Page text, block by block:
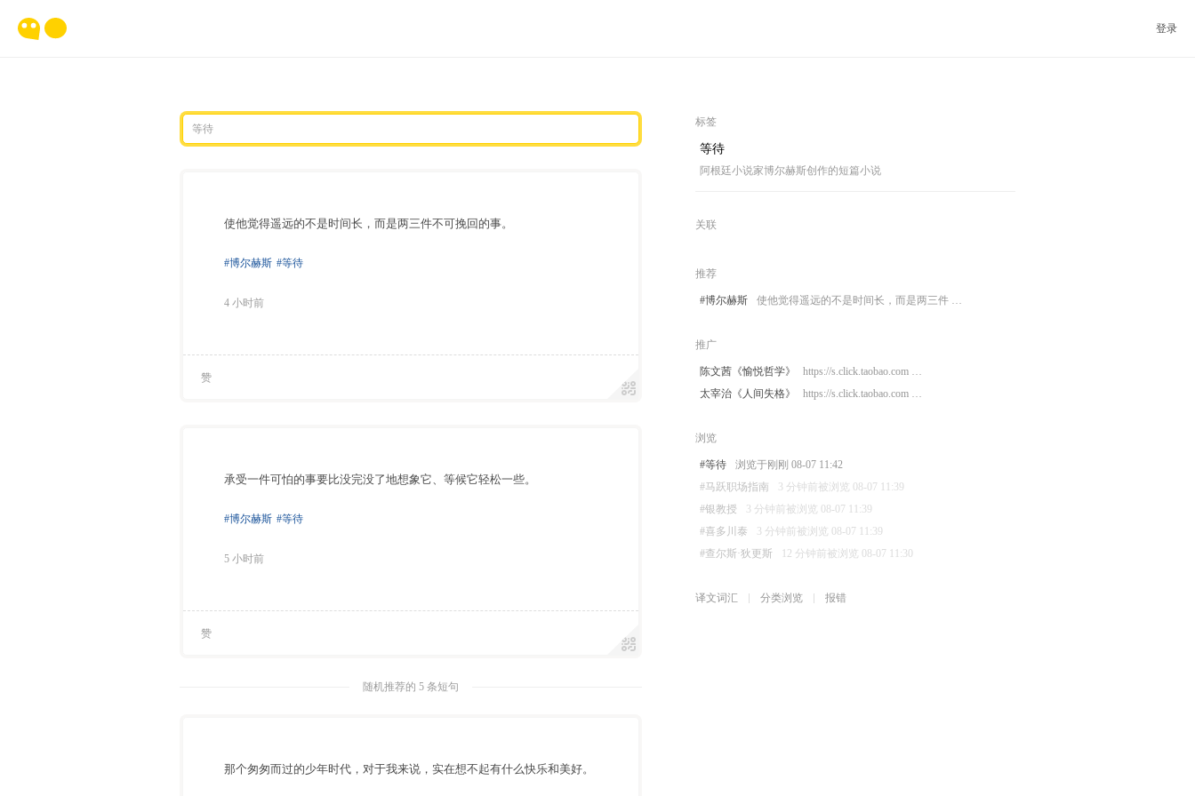
登录
使他觉得遥远的不是时间长，而是两三件不可挽回的事。
#博尔赫斯 #等待
4 小时前
赞
承受一件可怕的事要比没完没了地想象它、等候它轻松一些。
#博尔赫斯 #等待
5 小时前
赞
随机推荐的 5 条短句
那个匆匆而过的少年时代，对于我来说，实在想不起有什么快乐和美好。
标签
等待
阿根廷小说家博尔赫斯创作的短篇小说
关联
推荐
#博尔赫斯 使他觉得遥远的不是时间长，而是两三件 …
推广
陈文茜《愉悦哲学》
https://s.click.taobao.com …
太宰治《人间失格》
https://s.click.taobao.com …
浏览
#等待
浏览于刚刚 08-07 11:42
#马跃职场指南
3 分钟前被浏览 08-07 11:39
#银教授
3 分钟前被浏览 08-07 11:39
#喜多川泰
3 分钟前被浏览 08-07 11:39
#查尔斯·狄更斯
12 分钟前被浏览 08-07 11:30
译文词汇 分类浏览 报错